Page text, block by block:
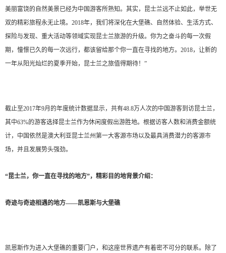
美丽富饶的自然美景已经为中国游客所熟知。其实，昆士兰远不止如此，举世无
双的精彩旅程永无止境。2018年，我们将深化在大堡礁、自然体验、生活方式、
探险与发现、重大活动等领域实现昆士兰旅游的升级。你为之奋斗的每一次假
期，憧憬已久的每一次远行，都该留给那个你一直在寻找的地方。2018，让新的
一年从阳光灿烂的夏季开始，昆士兰之旅值得期待！”
截止至2017年9月的年度统计数据显示，共有48.8万人次的中国游客到访昆士兰，
其中63%的游客选择昆士兰作为休闲度假出游胜地。根据访客人数和消费金额统
计，中国依然是澳大利亚昆士兰州第一大客源市场以及最具消费潜力的客源市
场，并且发展势头强劲。
“昆士兰，你一直在寻找的地方”，精彩目的地背景介绍：
奇迹与奇迹相遇的地方——凯恩斯与大堡礁
凯恩斯作为进入大堡礁的重要门户，和这座世界遗产有着密不可分的联系。除了